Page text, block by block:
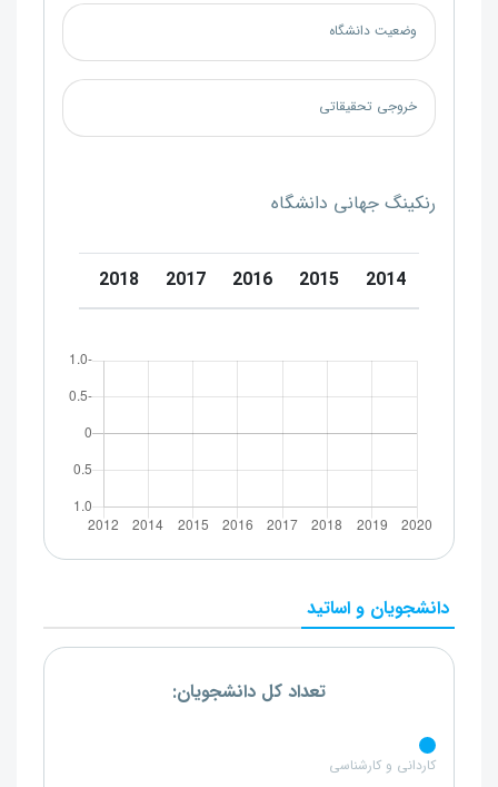
وضعیت دانشگاه
خروجی تحقیقاتی
رنکینگ جهانی دانشگاه
2014
2015
2016
2017
2018
دانشجویان و اساتید
تعداد کل دانشجویان:
کاردانی و کارشناسی